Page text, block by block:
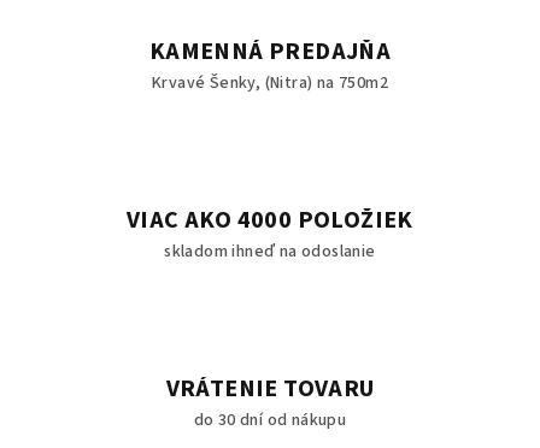
KAMENNÁ PREDAJŇA
Krvavé Šenky, (Nitra) na 750m2
VIAC AKO 4000 POLOŽIEK
skladom ihneď na odoslanie
VRÁTENIE TOVARU
do 30 dní od nákupu